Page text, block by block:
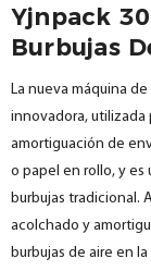
Yjnpack
Burbujas
La nueva máquina
innovadora, utilizada
amortiguación de
o papel en rollo, y es
burbujas tradicional.
acolchado y
burbujas de aire en